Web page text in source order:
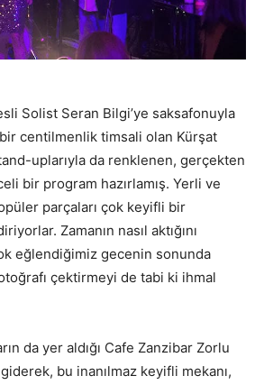
Solist Seran Bilgi’ye saksafonuyla
centilmenlik timsali olan Kürşat
uplarıyla da renklenen, gerçekten
bir program hazırlamış. Yerli ve
parçaları çok keyifli bir
Zamanın nasıl aktığını
eğlendiğimiz gecenin sonunda
çektirmeyi de tabi ki ihmal
da yer aldığı Cafe Zanzibar Zorlu
bu inanılmaz keyifli mekanı,